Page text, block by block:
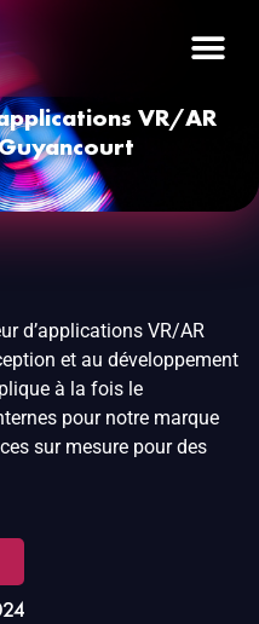
VR/AR
d’applications VR/AR
et au développement
à la fois le
pour notre marque
sur mesure pour des